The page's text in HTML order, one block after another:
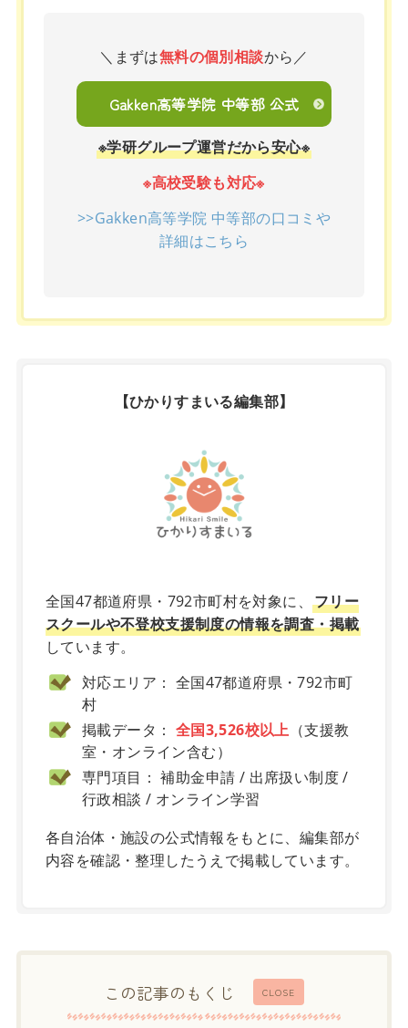
＼まずは無料の個別相談から／
Gakken高等学院 中等部 公式
※学研グループ運営だから安心※
※高校受験も対応※
>>Gakken高等学院 中等部の口コミや
詳細はこちら
【ひかりすまいる編集部】
全国47都道府県・792市町村を対象に、 フリー
スクールや不登校支援制度の情報を調査・掲載
しています。
対応エリア： 全国47都道府県・792市町
村
掲載データ： 全国3,526校以上 （支援教
室・オンライン含む）
専門項目： 補助金申請 / 出席扱い制度 /
行政相談 / オンライン学習
各自治体・施設の公式情報をもとに、編集部が
内容を確認・整理したうえで掲載しています。
CLOSE
この記事のもくじ